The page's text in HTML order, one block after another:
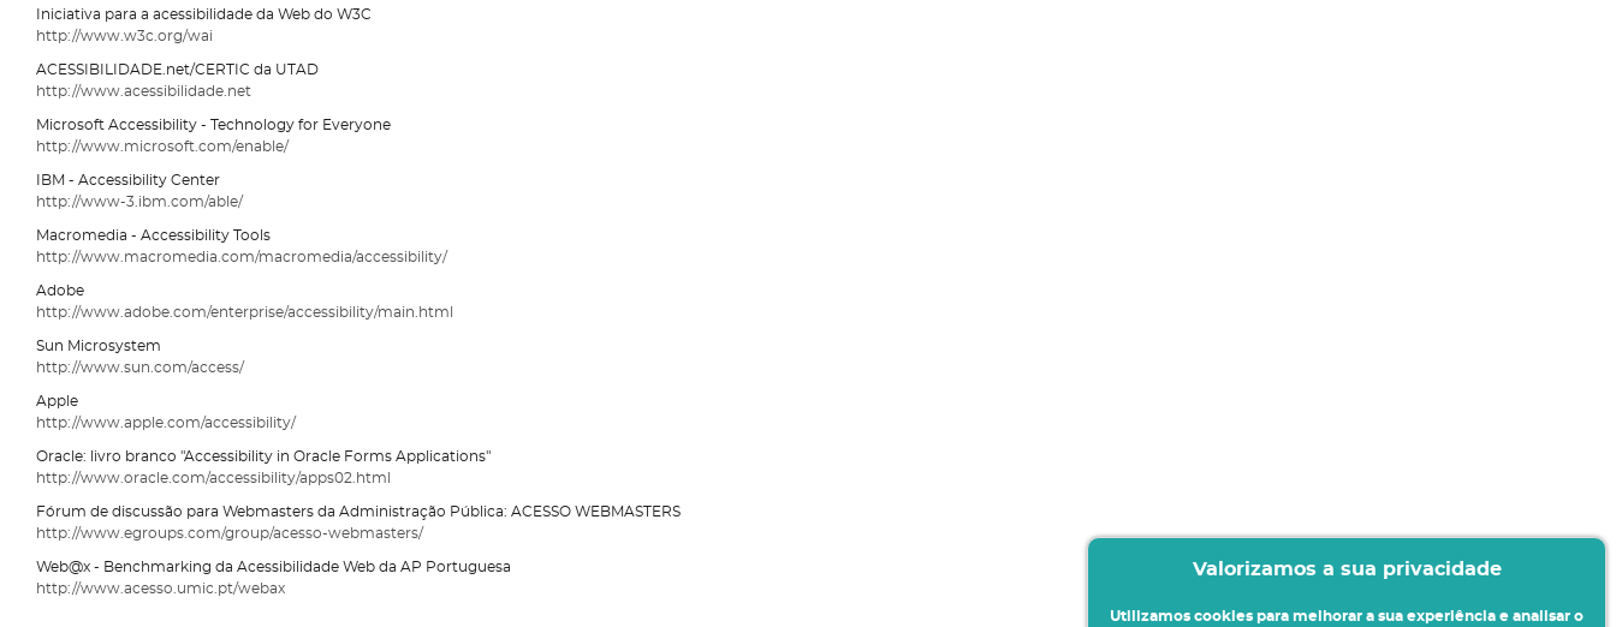
Iniciativa para a acessibilidade da Web do W3C
http://www.w3c.org/wai
ACESSIBILIDADE.net/CERTIC da UTAD
http://www.acessibilidade.net
Microsoft Accessibility - Technology for Everyone
http://www.microsoft.com/enable/
IBM - Accessibility Center
http://www-3.ibm.com/able/
Macromedia - Accessibility Tools
http://www.macromedia.com/macromedia/accessibility/
Adobe
http://www.adobe.com/enterprise/accessibility/main.html
Sun Microsystem
http://www.sun.com/access/
Apple
http://www.apple.com/accessibility/
Oracle: livro branco "Accessibility in Oracle Forms Applications"
http://www.oracle.com/accessibility/apps02.html
Fórum de discussão para Webmasters da Administração Pública: ACESSO WEBMASTERS
http://www.egroups.com/group/acesso-webmasters/
Web@x - Benchmarking da Acessibilidade Web da AP Portuguesa
http://www.acesso.umic.pt/webax
Valorizamos a sua privacidade
Utilizamos cookies para melhorar a sua experiência e analisar o